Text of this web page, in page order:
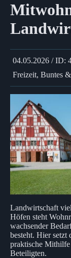
04.05.2026 / ID:
Freizeit, Buntes
Landwirtschaft
Höfen steht
wachsender
besteht. Hier setzt
praktische
Beteiligten.